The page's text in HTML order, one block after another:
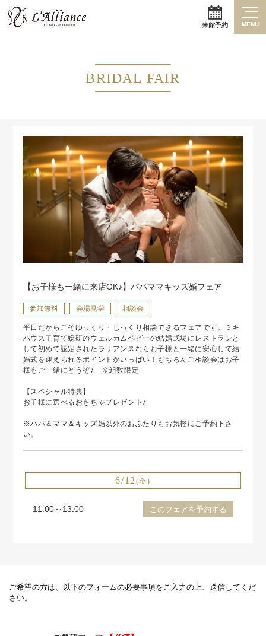
来館予約 MENU
BRIDAL FAIR
【お子様も一緒に来店OK♪】パパママキッズ婚フェア
参加無料 会場見学 相談会
平日だからこそゆっくり・じっくり相談できるフェアです。ミキ
ハウス子育て総研のウェルカムベビーの結婚式場にレストランと
して初めて認定されたラリアンスならお子様と一緒に安心して結
婚式を迎えられるポイントがいっぱい！もちろんご相談会はお子
様もご一緒にどうぞ♪ ※組数限定
【スペシャル特典】
お子様に選べるおもちゃプレゼント♪
※パパ＆ママ＆キッズ婚以外のおふたりもお気軽にご予約下さ
い。
6/12 (金)
11:00～13:00 このフェアを予約する